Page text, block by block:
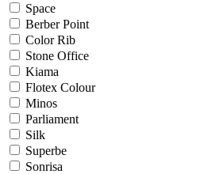
Space
Berber Point
Color Rib
Stone Office
Kiama
Flotex Colour
Minos
Parliament
Silk
Superbe
Sonrisa